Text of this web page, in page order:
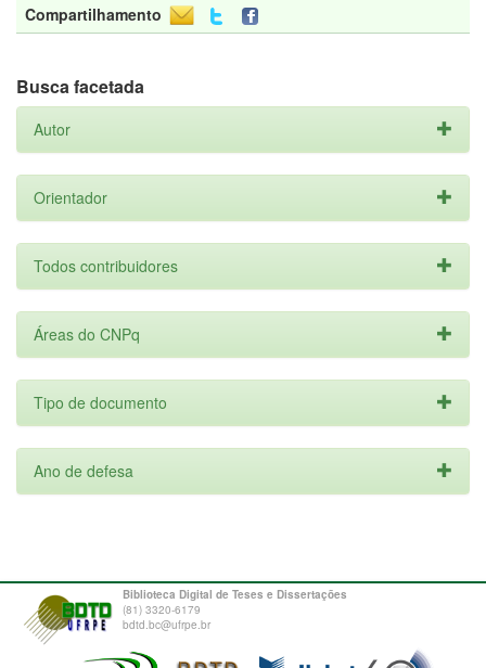
Compartilhamento
Busca facetada
Autor
Orientador
Todos contribuidores
Áreas do CNPq
Tipo de documento
Ano de defesa
Biblioteca Digital de Teses e Dissertações
(81) 3320-6179
bdtd.bc@ufrpe.br